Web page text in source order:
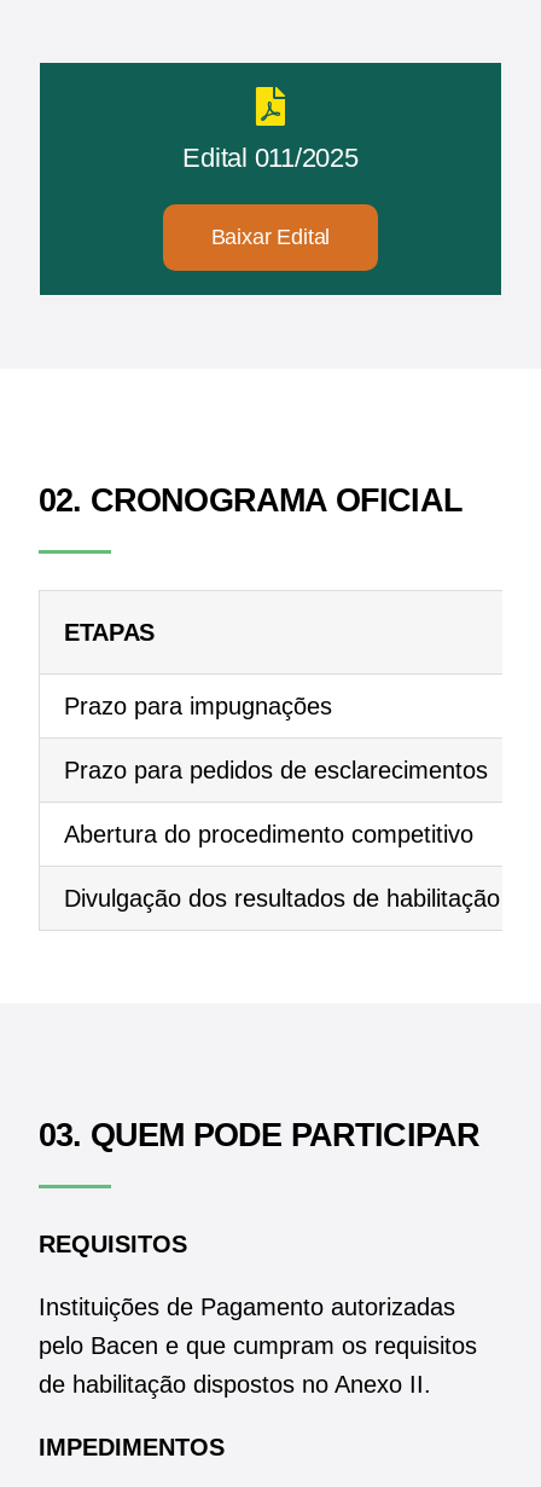
Edital 011/2025
Baixar Edital
02. CRONOGRAMA OFICIAL
ETAPAS
Prazo para impugnações
Prazo para pedidos de esclarecimentos
Abertura do procedimento competitivo
Divulgação dos resultados de habilitação e
03. QUEM PODE PARTICIPAR
REQUISITOS
Instituições de Pagamento autorizadas
pelo Bacen e que cumpram os requisitos
de habilitação dispostos no Anexo II.
IMPEDIMENTOS